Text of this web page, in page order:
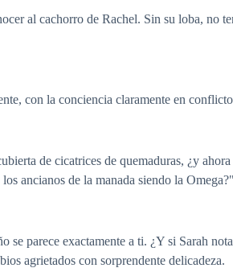
al cachorro de Rachel. Sin su loba, no
con la conciencia claramente en
de cicatrices de quemaduras, ¿y
ancianos de la manada siendo la
se parece exactamente a ti. ¿Y si Sarah
agrietados con sorprendente delicadeza.